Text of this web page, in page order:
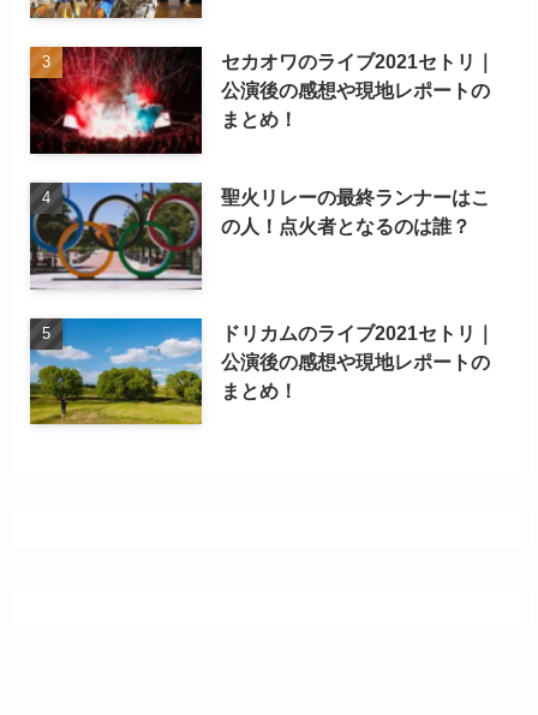
セカオワのライブ2021セトリ｜
公演後の感想や現地レポートの
まとめ！
聖火リレーの最終ランナーはこ
の人！点火者となるのは誰？
ドリカムのライブ2021セトリ｜
公演後の感想や現地レポートの
まとめ！